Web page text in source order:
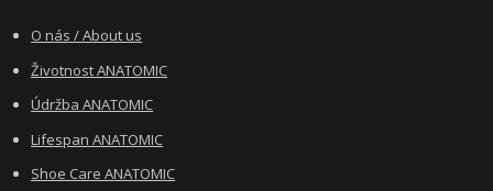
O nás / About us
Životnost ANATOMIC
Údržba ANATOMIC
Lifespan ANATOMIC
Shoe Care ANATOMIC